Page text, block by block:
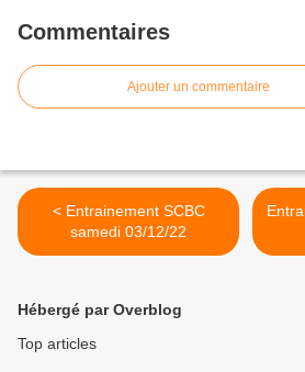
Commentaires
Ajouter un commentaire
< Entrainement SCBC
samedi 03/12/22
Hébergé par Overblog
Top articles